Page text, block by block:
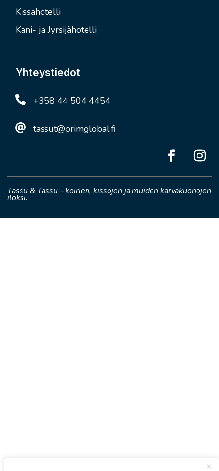
Kissahotelli
Kani- ja Jyrsijähotelli
Yhteystiedot
 +358 44 504 4454
 tassut@primglobal.fi
Tassu & Tassu – koirien, kissojen ja muiden karvakuonojen
iloksi.